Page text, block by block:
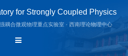
for Strongly Coupled Physics
耦合微观物理重点实验室 · 西南理论物理中心